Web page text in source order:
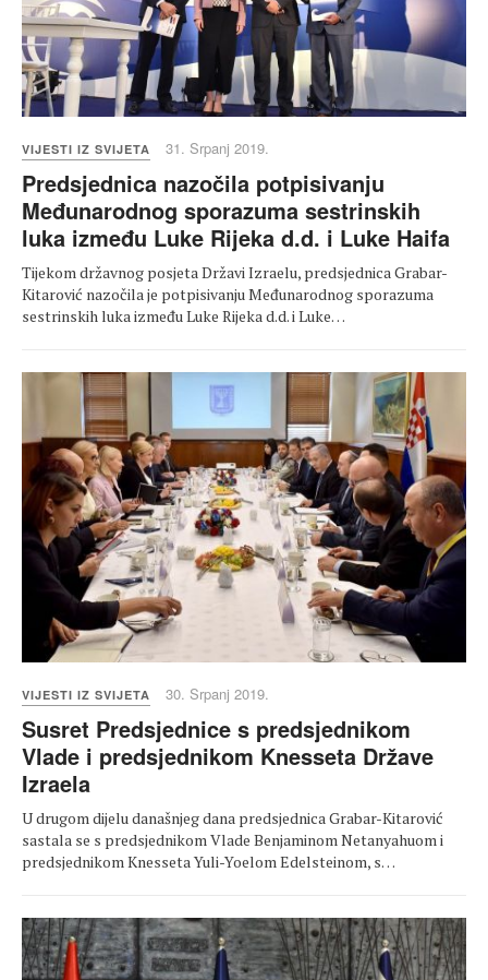
VIJESTI IZ SVIJETA 31. Srpanj 2019.
Predsjednica nazočila potpisivanju
Međunarodnog sporazuma sestrinskih
luka između Luke Rijeka d.d. i Luke Haifa
Tijekom državnog posjeta Državi Izraelu, predsjednica Grabar-
Kitarović nazočila je potpisivanju Međunarodnog sporazuma
sestrinskih luka između Luke Rijeka d.d. i Luke…
VIJESTI IZ SVIJETA 30. Srpanj 2019.
Susret Predsjednice s predsjednikom
Vlade i predsjednikom Knesseta Države
Izraela
U drugom dijelu današnjeg dana predsjednica Grabar-Kitarović
sastala se s predsjednikom Vlade Benjaminom Netanyahuom i
predsjednikom Knesseta Yuli-Yoelom Edelsteinom, s…